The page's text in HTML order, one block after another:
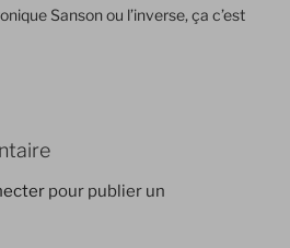
Sanson ou l’inverse, ça c’est
pour publier un